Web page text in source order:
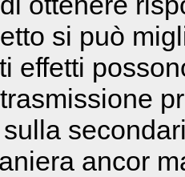
si può
effetti
ancor